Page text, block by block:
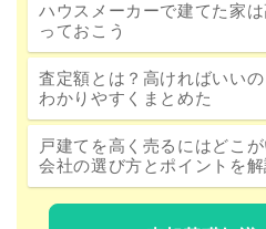
ハウスメーカーで建てた家
っておこう
査定額とは？高ければいい
わかりやすくまとめた
戸建てを高く売るにはどこ
会社の選び方とポイントを解